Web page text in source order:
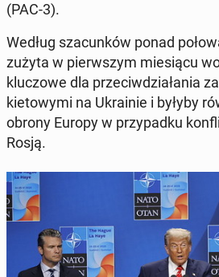
(PAC-3).
Według sza­cun­ków ponad
zużyta w pierw­szym mie­sią­cu
klu­czo­we dla prze­ciw­dzia­ła­nia
kie­to­wy­mi na Ukra­inie i byłyby
obrony Europy w przy­pad­ku
Rosją.